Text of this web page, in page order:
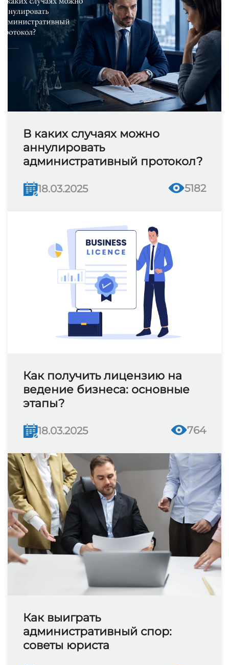
В каких случаях можно
аннулировать
административный протокол?
18.03.2025 5182
Как получить лицензию на
ведение бизнеса: основные
этапы?
18.03.2025 764
Как выиграть
административный спор:
советы юриста